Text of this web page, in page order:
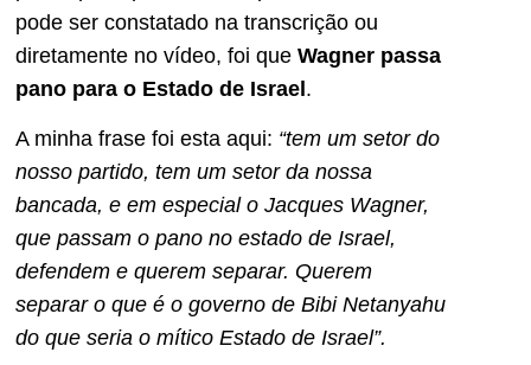
pode ser constatado na transcrição ou
diretamente no vídeo, foi que Wagner passa
pano para o Estado de Israel .
A minha frase foi esta aqui: “tem um setor do
nosso partido, tem um setor da nossa
bancada, e em especial o Jacques Wagner,
que passam o pano no estado de Israel,
defendem e querem separar. Querem
separar o que é o governo de Bibi Netanyahu
do que seria o mítico Estado de Israel”.